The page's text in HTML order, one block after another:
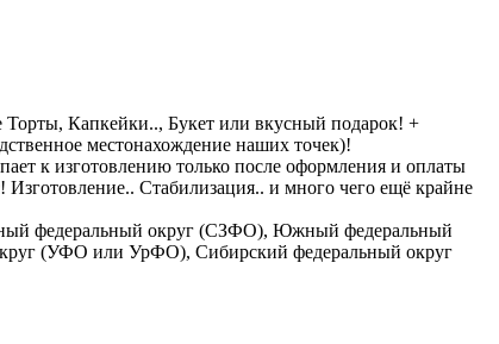
Торты, Капкейки.., Букет или вкусный подарок! +
местонахождение наших точек)!
к изготовлению только после оформления и оплаты
Стабилизация.. и много чего ещё крайне
федеральный округ (СЗФО), Южный федеральный
(УФО или УрФО), Сибирский федеральный округ